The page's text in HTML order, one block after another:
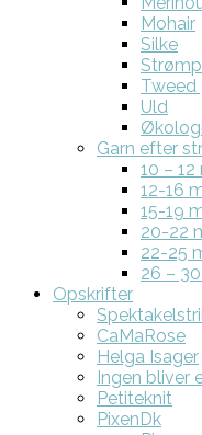
Mohair
Silke
Tweed
Uld
Garn efter
10 –
12-16
15-19
20-22
22-25
26 –
Opskrifter
CaMaRose
Helga Isager
Ingen bliver
Petiteknit
PixenDk